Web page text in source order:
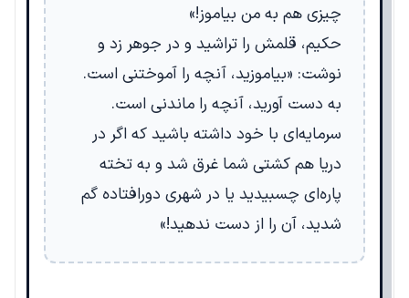
چیزی هم به من بیاموز!»
حکیم، قلمش را تراشید و در جوهر زد و
نوشت: «بیاموزید، آنچه را آموختنی است.
به دست آورید، آنچه را ماندنی است.
سرمایه‌ای با خود داشته باشید که اگر در
دریا هم کشتی شما غرق شد و به تخته
پاره‌ای چسبیدید یا در شهری دورافتاده گم
شدید، آن را از دست ندهید!»